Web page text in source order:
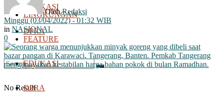
EDUKASI
DPRA
No Result
LINGKUNGAN
FEATURE
EDUKASI
DPRA
Oleh Redaksi
Minggu (03/04/2022) - 01:32 WIB
in NASIONAL
0